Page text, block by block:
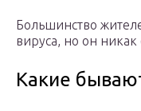
Большинство
вируса, но он никак
Какие